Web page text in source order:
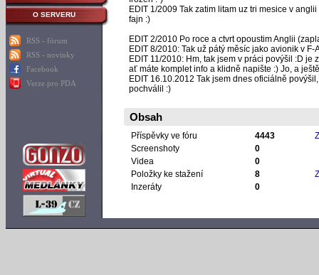
O SERVERU
RSS - fórum
RSS - novinky
Facebook
Verze pro PDA
EDIT 1/2009 Tak zatim litam uz tri mesice v
fajn :)
EDIT 2/2010 Po roce a ctvrt opoustim Anglii
EDIT 8/2010: Tak už pátý měsíc jako avionik v
EDIT 11/2010: Hm, tak jsem v práci povýšil :D
ať máte komplet info a klidně napište :) Jo, a
EDIT 16.10.2012 Tak jsem dnes oficiálně
pochválil :)
Obsah
Příspěvky ve fóru 4443
Screenshoty
0
Videa
0
Položky ke stažení
8
Inzeráty
0